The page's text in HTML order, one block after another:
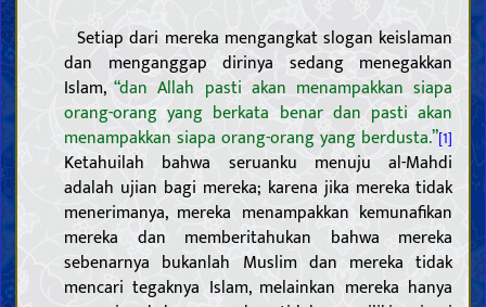
Setiap dari mereka mengangkat slogan keislaman
dan menganggap dirinya sedang menegakkan
Islam,“dan Allah pasti akan menampakkan siapa
orang-orang yang berkata benar dan pasti akan
menampakkan siapa orang-orang yang berdusta.”[1]
Ketahuilah bahwa seruanku menuju al-Mahdi
adalah ujian bagi mereka; karena jika mereka tidak
menerimanya, mereka menampakkan kemunafikan
mereka dan memberitahukan bahwa mereka
sebenarnya bukanlah Muslim dan mereka tidak
mencari tegaknya Islam, melainkan mereka hanya